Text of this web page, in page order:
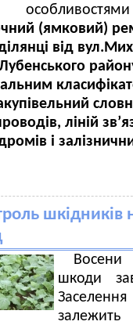
особливостями
(ямковий)
від
ліній
і
шкідників
Восени
шкоди